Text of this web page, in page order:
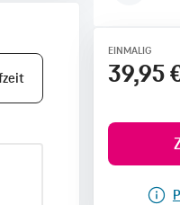
EINMALIG
39,95